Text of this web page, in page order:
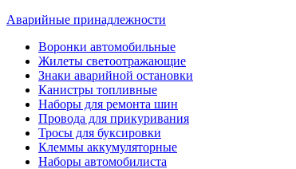
Аварийные принадлежности
Воронки автомобильные
Жилеты светоотражающие
Знаки аварийной остановки
Канистры топливные
Наборы для ремонта шин
Провода для прикуривания
Тросы для буксировки
Клеммы аккумуляторные
Наборы автомобилиста